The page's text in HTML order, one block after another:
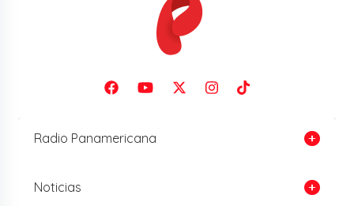
Radio Panamericana
Noticias